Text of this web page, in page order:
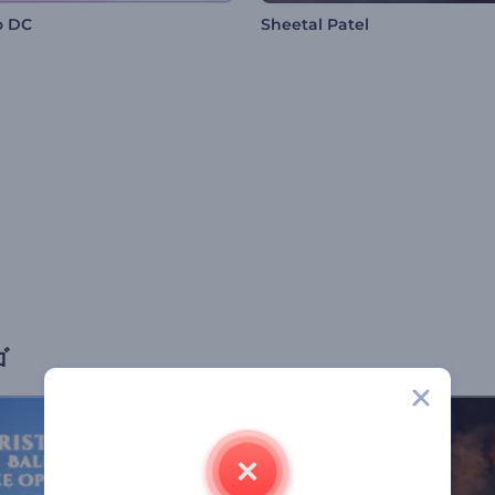
DC Sheetal Patel